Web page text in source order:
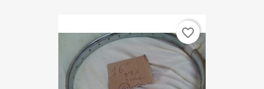
favorite_border